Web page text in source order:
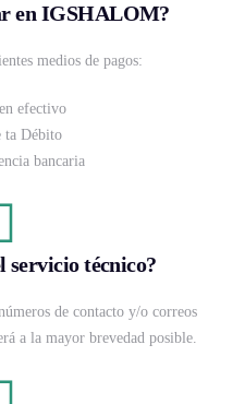
en IGSHALOM?
medios de pagos:
efectivo
ta Débito
bancaria
servicio técnico?
de contacto y/o correos
a la mayor brevedad posible.